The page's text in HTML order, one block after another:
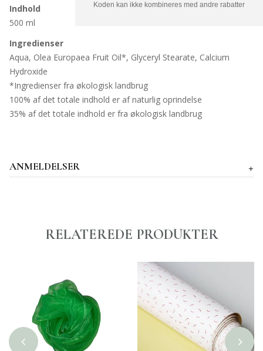
Indhold
500 ml
Ingredienser
Aqua, Olea Europaea Fruit Oil*, Glyceryl Stearate, Calcium
Hydroxide
*Ingredienser fra økologisk landbrug
100% af det totale indhold er af naturlig oprindelse
35% af det totale indhold er fra økologisk landbrug
ANMELDELSER
RELATEREDE PRODUKTER
Koden kan ikke kombineres med andre rabatter